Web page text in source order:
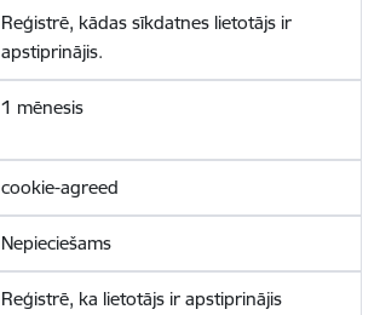
Reģistrē, kādas sīkdatnes lietotājs ir
apstiprinājis.
1 mēnesis
cookie-agreed
Nepieciešams
Reģistrē, ka lietotājs ir apstiprinājis